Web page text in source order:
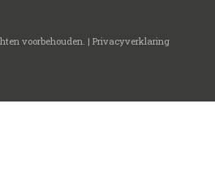
voorbehouden. | Privacyverklaring